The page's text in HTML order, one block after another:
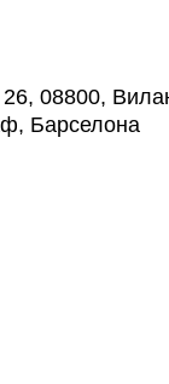
08800,
Барселона